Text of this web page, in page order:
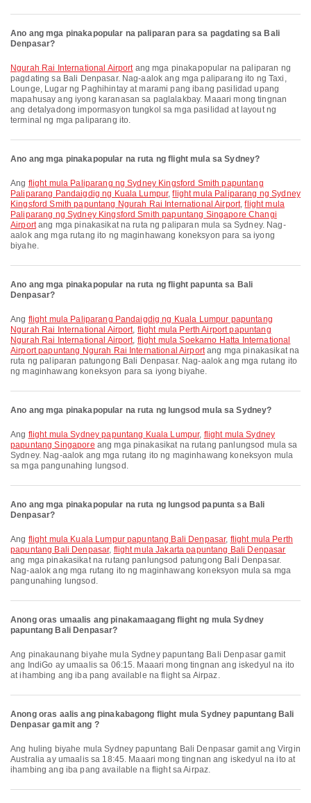
Ano ang mga pinakapopular na paliparan para sa pagdating sa Bali
Denpasar?
Ngurah Rai International Airportang mga pinakapopular na paliparan ng
pagdating sa Bali Denpasar. Nag-aalok ang mga paliparang ito ng Taxi,
Lounge, Lugar ng Paghihintay at marami pang ibang pasilidad upang
mapahusay ang iyong karanasan sa paglalakbay. Maaari mong tingnan
ang detalyadong impormasyon tungkol sa mga pasilidad at layout ng
terminal ng mga paliparang ito.
Ano ang mga pinakapopular na ruta ng flight mula sa Sydney?
Ang flight mula Paliparang ng Sydney Kingsford Smith papuntang
Paliparang Pandaigdig ng Kuala Lumpur,flight mula Paliparang ng Sydney
Kingsford Smith papuntang Ngurah Rai International Airport,flight mula
Paliparang ng Sydney Kingsford Smith papuntang Singapore Changi
Airportang mga pinakasikat na ruta ng paliparan mula sa Sydney. Nag-
aalok ang mga rutang ito ng maginhawang koneksyon para sa iyong
biyahe.
Ano ang mga pinakapopular na ruta ng flight papunta sa Bali
Denpasar?
Ang flight mula Paliparang Pandaigdig ng Kuala Lumpur papuntang
Ngurah Rai International Airport, flight mula Perth Airport papuntang
Ngurah Rai International Airport, flight mula Soekarno Hatta International
Airport papuntang Ngurah Rai International Airportang mga pinakasikat na
ruta ng paliparan patungong Bali Denpasar. Nag-aalok ang mga rutang ito
ng maginhawang koneksyon para sa iyong biyahe.
Ano ang mga pinakapopular na ruta ng lungsod mula sa Sydney?
Ang flight mula Sydney papuntang Kuala Lumpur, flight mula Sydney
papuntang Singapore ang mga pinakasikat na rutang panlungsod mula sa
Sydney. Nag-aalok ang mga rutang ito ng maginhawang koneksyon mula
sa mga pangunahing lungsod.
Ano ang mga pinakapopular na ruta ng lungsod papunta sa Bali
Denpasar?
Ang flight mula Kuala Lumpur papuntang Bali Denpasar, flight mula Perth
papuntang Bali Denpasar, flight mula Jakarta papuntang Bali Denpasar
ang mga pinakasikat na rutang panlungsod patungong Bali Denpasar.
Nag-aalok ang mga rutang ito ng maginhawang koneksyon mula sa mga
pangunahing lungsod.
Anong oras umaalis ang pinakamaagang flight ng mula Sydney
papuntang Bali Denpasar?
Ang pinakaunang biyahe mula Sydney papuntang Bali Denpasar gamit
ang IndiGo ay umaalis sa 06:15. Maaari mong tingnan ang iskedyul na ito
at ihambing ang iba pang available na flight sa Airpaz.
Anong oras aalis ang pinakabagong flight mula Sydney papuntang Bali
Denpasar gamit ang ?
Ang huling biyahe mula Sydney papuntang Bali Denpasar gamit ang Virgin
Australia ay umaalis sa 18:45. Maaari mong tingnan ang iskedyul na ito at
ihambing ang iba pang available na flight sa Airpaz.